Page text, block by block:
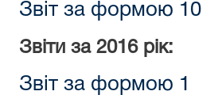
Звіт за формою 10
Звіти за 2016 рік:
Звіт за формою 1